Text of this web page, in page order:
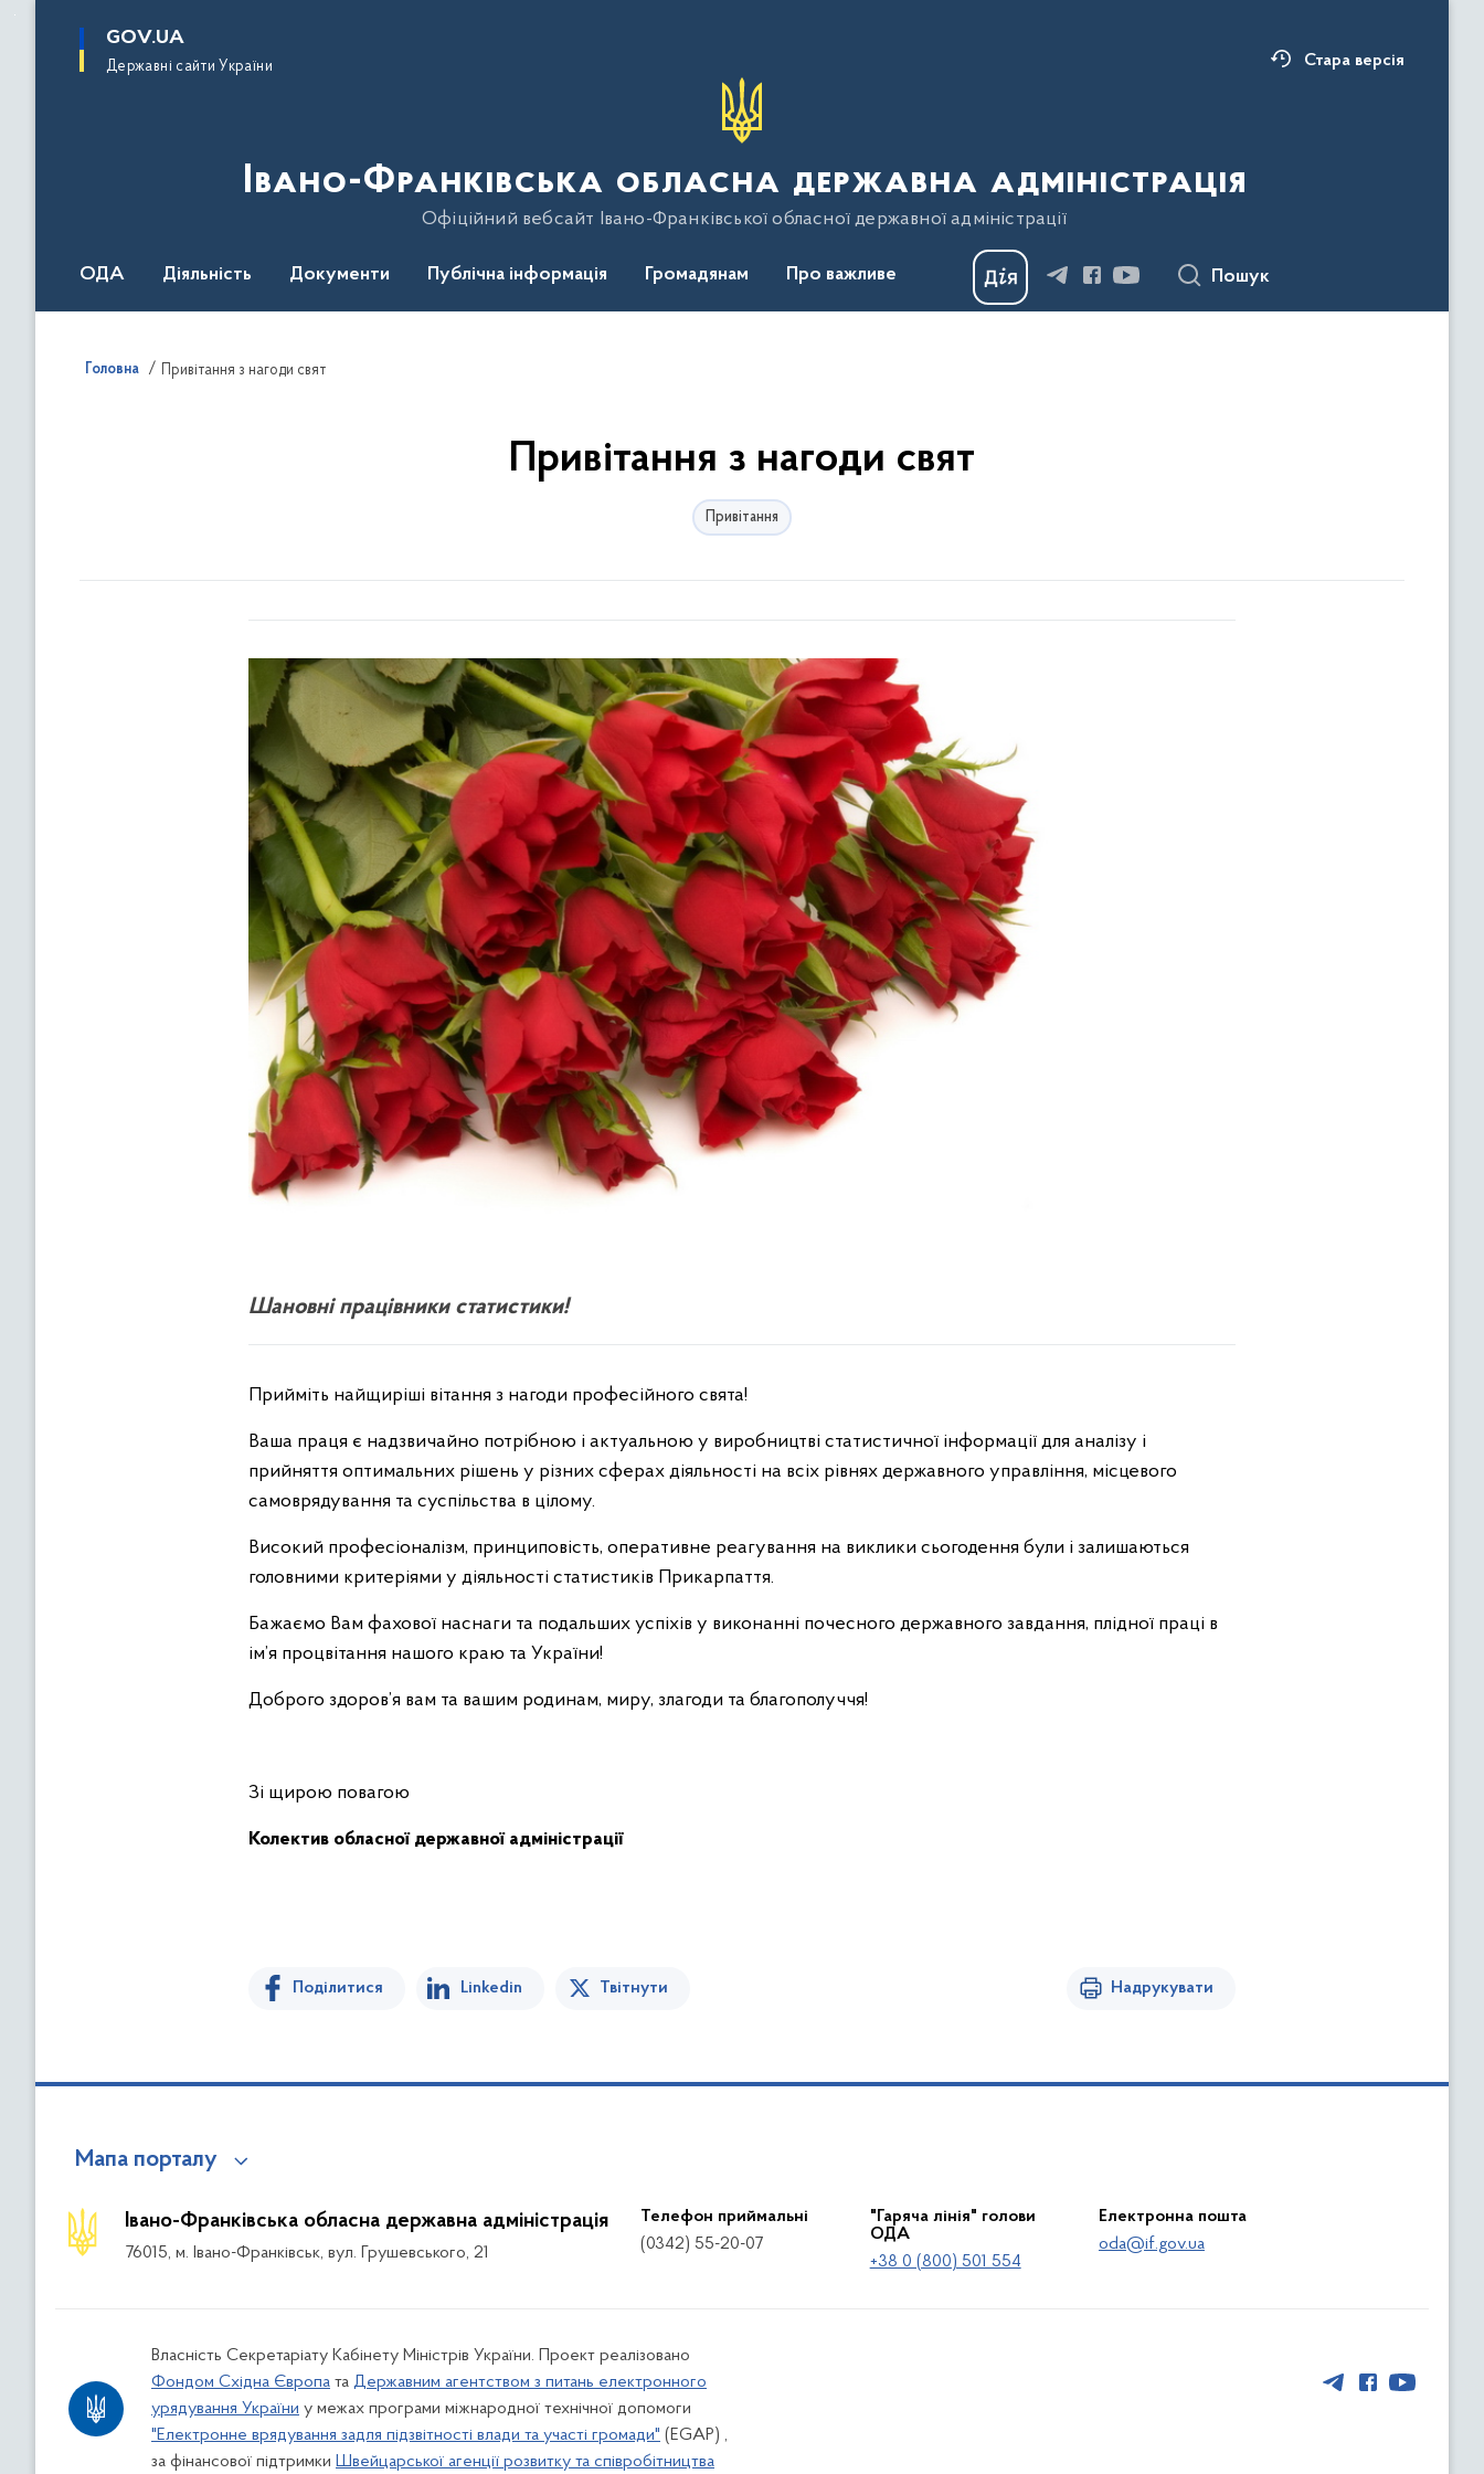
основного
GOV.UA
Державні сайти України Стара версія
Івано-Франківська обласна державна адміністрація
Офіційний вебсайт Івано-Франківської обласної державної адміністрації
ОДА Діяльність Документи Публічна інформація Громадянам Про важливе Пошук
Головна Привітання з нагоди свят
Привітання з нагоди свят
Привітання
Шановні працівники статистики!
Прийміть найщиріші вітання з нагоди професійного свята!
Ваша праця є надзвичайно потрібною і актуальною у виробництві статистичної інформації для аналізу і
прийняття оптимальних рішень у різних сферах діяльності на всіх рівнях державного управління, місцевого
самоврядування та суспільства в цілому.
Високий професіоналізм, принциповість, оперативне реагування на виклики сьогодення були і залишаються
головними критеріями у діяльності статистиків Прикарпаття.
Бажаємо Вам фахової наснаги та подальших успіхів у виконанні почесного державного завдання, плідної праці в
ім’я процвітання нашого краю та України!
Доброго здоров’я вам та вашим родинам, миру, злагоди та благополуччя!
Зі щирою повагою
Колектив обласної державної адміністрації
Поділитися Linkedin Твітнути Надрукувати
Мапа порталу
Івано-Франківська обласна державна адміністрація
76015, м. Івано-Франківськ, вул. Грушевського, 21
Телефон приймальні
(0342) 55-20-07
"Гаряча лінія" голови
ОДА
+38 0 (800) 501 554
Електронна пошта
oda@if.gov.ua
Власність Секретаріату Кабінету Міністрів України. Проект реалізовано
Фондом Східна Європа та Державним агентством з питань електронного
урядування України у межах програми міжнародної технічної допомоги
"Електронне врядування задля підзвітності влади та участі громади" (EGAP) ,
за фінансової підтримки Швейцарської агенції розвитку та співробітництва